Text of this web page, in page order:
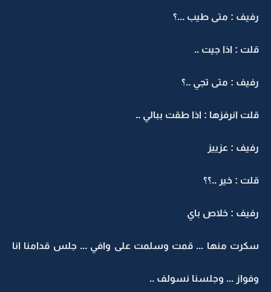
رفيف : متى طيب ...؟
قلت : اذا جيت ..
رفيف : متى تجي ..؟
قلت انرفزها : اذا طقت ببالي ..
رفيف : عزييز
قلت : خير ..؟؟
رفيف : خلاص باي
سكرت منها ... قمت وسلمت على وافي ... جلس قدامنا انا
وفواز ... وجلسنا نسولف ..